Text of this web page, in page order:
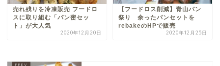
売れ残りを冷凍販売 フードロ
スに取り組む「パン密セッ
ト」が大人気
2020年12月20日
【フードロス削減】青山パン
祭り 余ったパンセットを
rebakeのHPで販売
2020年12月25日